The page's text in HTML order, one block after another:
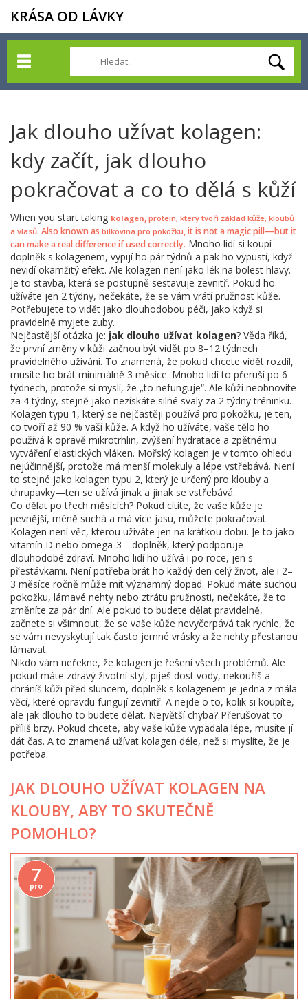
KRÁSA OD LÁVKY
Jak dlouho užívat kolagen:
kdy začít, jak dlouho
pokračovat a co to dělá s kůží
When you start taking kolagen, protein, který tvoří základ kůže, kloubů
a vlasů. Also known as bílkovina pro pokožku, it is not a magic pill—but it
can make a real difference if used correctly. Mnoho lidí si koupí
doplněk s kolagenem, vypijí ho pár týdnů a pak ho vypustí, když
nevidí okamžitý efekt. Ale kolagen není jako lék na bolest hlavy.
Je to stavba, která se postupně sestavuje zevnitř. Pokud ho
užíváte jen 2 týdny, nečekáte, že se vám vrátí pružnost kůže.
Potřebujete to vidět jako dlouhodobou péči, jako když si
pravidelně myjete zuby.
Nejčastější otázka je: jak dlouho užívat kolagen? Věda říká,
že první změny v kůži začnou být vidět po 8–12 týdnech
pravidelného užívání. To znamená, že pokud chcete vidět rozdíl,
musíte ho brát minimálně 3 měsíce. Mnoho lidí to přeruší po 6
týdnech, protože si myslí, že „to nefunguje“. Ale kůži neobnovíte
za 4 týdny, stejně jako nezískáte silné svaly za 2 týdny tréninku.
Kolagen typu 1, který se nejčastěji používá pro pokožku, je ten,
co tvoří až 90 % vaší kůže. A když ho užíváte, vaše tělo ho
používá k opravě mikrotrhlin, zvýšení hydratace a zpětnému
vytváření elastických vláken. Mořský kolagen je v tomto ohledu
nejúčinnější, protože má menší molekuly a lépe vstřebává. Není
to stejné jako kolagen typu 2, který je určený pro klouby a
chrupavky—ten se užívá jinak a jinak se vstřebává.
Co dělat po třech měsících? Pokud cítíte, že vaše kůže je
pevnější, méně suchá a má více jasu, můžete pokračovat.
Kolagen není věc, kterou užíváte jen na krátkou dobu. Je to jako
vitamín D nebo omega-3—doplněk, který podporuje
dlouhodobé zdraví. Mnoho lidí ho užívá i po roce, jen s
přestávkami. Není potřeba brát ho každý den celý život, ale i 2–
3 měsíce ročně může mít významný dopad. Pokud máte suchou
pokožku, lámavé nehty nebo ztrátu pružnosti, nečekáte, že to
změníte za pár dní. Ale pokud to budete dělat pravidelně,
začnete si všimnout, že se vaše kůže nevyčerpává tak rychle, že
se vám nevyskytují tak často jemné vrásky a že nehty přestanou
lámavat.
Nikdo vám neřekne, že kolagen je řešení všech problémů. Ale
pokud máte zdravý životní styl, piješ dost vody, nekouříš a
chráníš kůži před sluncem, doplněk s kolagenem je jedna z mála
věcí, které opravdu fungují zevnitř. A nejde o to, kolik si koupíte,
ale jak dlouho to budete dělat. Největší chyba? Přerušovat to
příliš brzy. Pokud chcete, aby vaše kůže vypadala lépe, musíte jí
dát čas. A to znamená užívat kolagen déle, než si myslíte, že je
potřeba.
JAK DLOUHO UŽÍVAT KOLAGEN NA
KLOUBY, ABY TO SKUTEČNĚ
POMOHLO?
7
pro